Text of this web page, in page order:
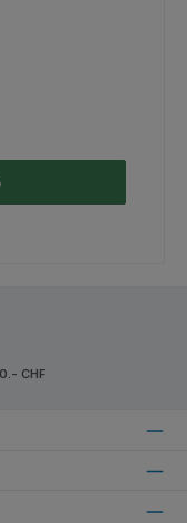
CHF